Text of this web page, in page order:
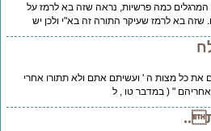
כמה פרשיות, נראה שזה בא לרמז על
בא לרמז שעיקר התורה זה בא"י ולכן יש
כל מצות ה ' ועשיתם אתם ולא תתורו אחרי
" ( במדבר טו , ל